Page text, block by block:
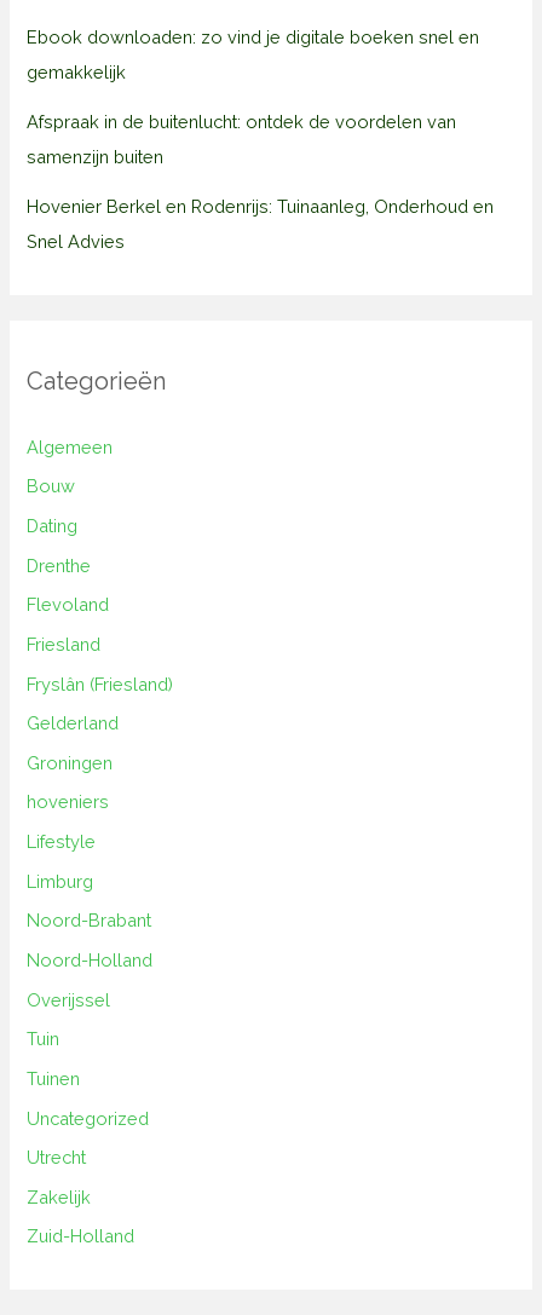
Ebook downloaden: zo vind je digitale boeken snel en
gemakkelijk
Afspraak in de buitenlucht: ontdek de voordelen van
samenzijn buiten
Hovenier Berkel en Rodenrijs: Tuinaanleg, Onderhoud en
Snel Advies
Categorieën
Algemeen
Bouw
Dating
Drenthe
Flevoland
Friesland
Fryslân (Friesland)
Gelderland
Groningen
hoveniers
Lifestyle
Limburg
Noord-Brabant
Noord-Holland
Overijssel
Tuin
Tuinen
Uncategorized
Utrecht
Zakelijk
Zuid-Holland